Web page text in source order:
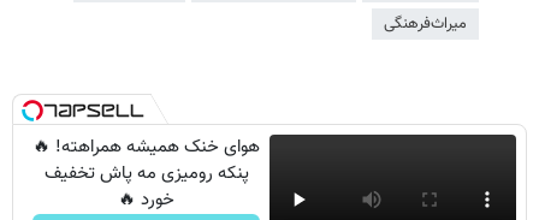
میراث‌فرهنگی
هوای خنک همیشه همراهته! 🔥
پنکه رومیزی مه پاش تخفیف
خورد 🔥